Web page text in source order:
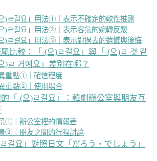
)ㄹ걸요」用法①｜表示不確定的軟性推測
으)ㄹ걸요」用法②｜表示客氣的婉轉反駁
으)ㄹ걸요」用法③｜表示對過去的遺憾與後悔
比較：「-(으)ㄹ걸요」與「-(으)ㄹ 것 같
)ㄹ 거예요」差別在哪？
重點①｜確信程度
重點②｜使用場合
「-(으)ㄹ걸요」：韓劇辦公室與朋友互
①｜辦公室裡的情報差
②｜朋友之間的行程討論
걸요」對照日文「だろう・でしょう」